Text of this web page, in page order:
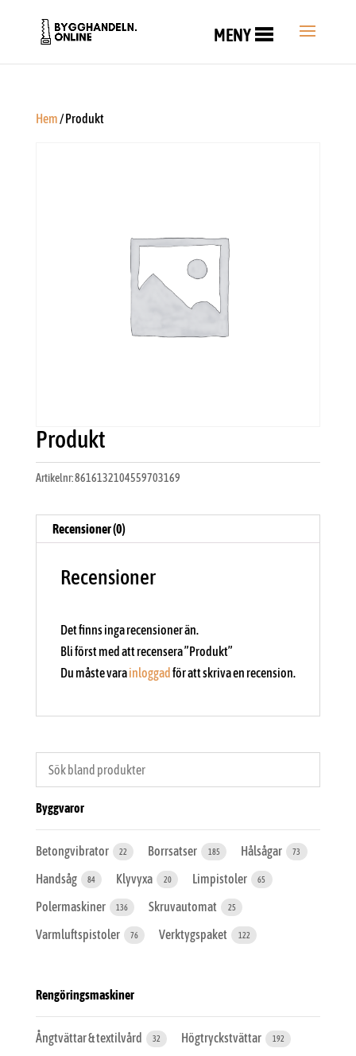
MENY
Hem/ Produkt
Produkt
Artikelnr:8616132104559703169
Recensioner (0)
Recensioner
Det finns inga recensioner än.
Bli först med att recensera ”Produkt”
Du måste varainloggad för att skriva en recension.
Byggvaror
Betongvibrator 22 Borrsatser 185 Hålsågar 73
Handsåg 84 Klyvyxa 20 Limpistoler 65
Polermaskiner 136 Skruvautomat 25
Varmluftspistoler 76 Verktygspaket 122
Rengöringsmaskiner
Ångtvättar & textilvård 32 Högtryckstvättar 192